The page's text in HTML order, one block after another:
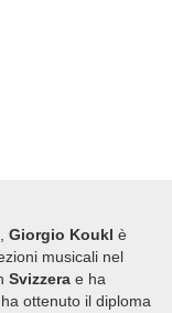
Giorgio Koukl è
musicali nel
Svizzera e ha
ottenuto il diploma